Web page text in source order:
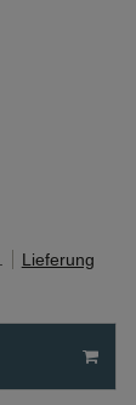
Lieferung